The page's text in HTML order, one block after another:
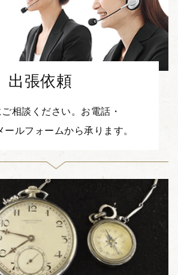
出張依頼
相談ください。お電話・
ールフォームから承ります。